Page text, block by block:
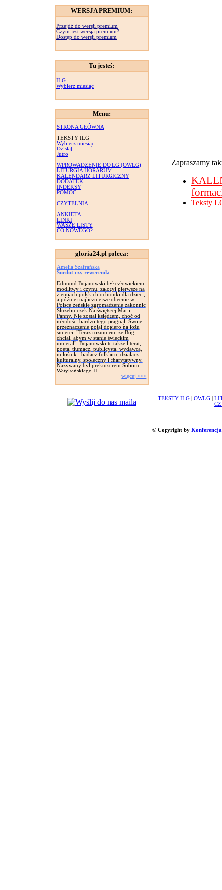
WERSJA PREMIUM:
Przejdź do wersji premium
Czym jest wersja premium?
Dostęp do wersji premium
Tu jesteś:
ILG
Wybierz miesiąc
Menu:
STRONA GŁÓWNA
TEKSTY ILG
Wybierz miesiąc
Dzisiaj
Jutro
WPROWADZENIE DO LG (OWLG)
LITURGIA HORARUM
KALENDARZ LITURGICZNY
DODATEK
INDEKSY
POMOC
CZYTELNIA
ANKIETA
LINKI
WASZE LISTY
CO NOWEGO?
gloria24.pl poleca:
Amelia Szafrańska
Surdut czy rewerenda
Edmund Bojanowski był człowiekiem
modlitwy i czynu, założył pierwsze na
ziemiach polskich ochronki dla dzieci,
a później najliczniejsze obecnie w
Polsce żeńskie zgromadzenie zakonnic
Służebniczek Najświętszej Marii
Panny. Nie został księdzem, choć od
młodości bardzo tego pragnął. Swoje
przeznaczenie pojął dopiero na łożu
smierci: "Teraz rozumiem, że Bóg
chciał, abym w stanie świeckim
umierał". Bojanowski to także literat,
poeta, tłumacz, publicysta, wydawca,
miłośnik i badacz folkloru, działacz
kulturalny, społeczny i charytatywny.
Nazywany był prekursorem Soboru
Watykańskiego II.
więcej >>>
Zapraszamy
Teksty
TEKSTY ILG OWLG
© Copyright by Konferencja